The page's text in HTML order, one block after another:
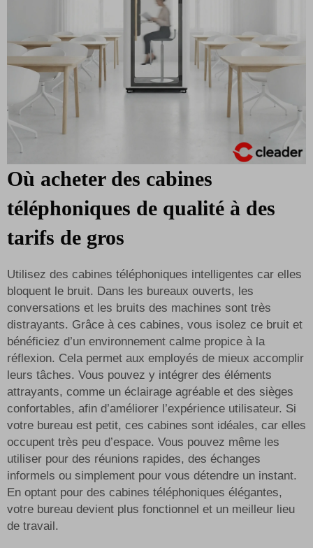
Où acheter des cabines
téléphoniques de qualité à des
tarifs de gros
Utilisez des cabines téléphoniques intelligentes car elles
bloquent le bruit. Dans les bureaux ouverts, les
conversations et les bruits des machines sont très
distrayants. Grâce à ces cabines, vous isolez ce bruit et
bénéficiez d’un environnement calme propice à la
réflexion. Cela permet aux employés de mieux accomplir
leurs tâches. Vous pouvez y intégrer des éléments
attrayants, comme un éclairage agréable et des sièges
confortables, afin d’améliorer l’expérience utilisateur. Si
votre bureau est petit, ces cabines sont idéales, car elles
occupent très peu d’espace. Vous pouvez même les
utiliser pour des réunions rapides, des échanges
informels ou simplement pour vous détendre un instant.
En optant pour des cabines téléphoniques élégantes,
votre bureau devient plus fonctionnel et un meilleur lieu
de travail.